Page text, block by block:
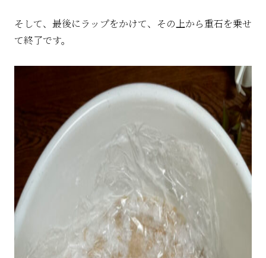
そして、最後にラップをかけて、その上から重石を乗せ
て終了です。